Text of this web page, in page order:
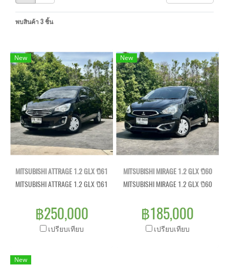
พบสินค้า 3 ชิ้น
New
MITSUBISHI ATTRAGE 1.2 GLX ปี61
MITSUBISHI ATTRAGE 1.2 GLX ปี61
฿250,000
เปรียบเทียบ
New
MITSUBISHI MIRAGE 1.2 GLX ปี60
MITSUBISHI MIRAGE 1.2 GLX ปี60
฿185,000
เปรียบเทียบ
New